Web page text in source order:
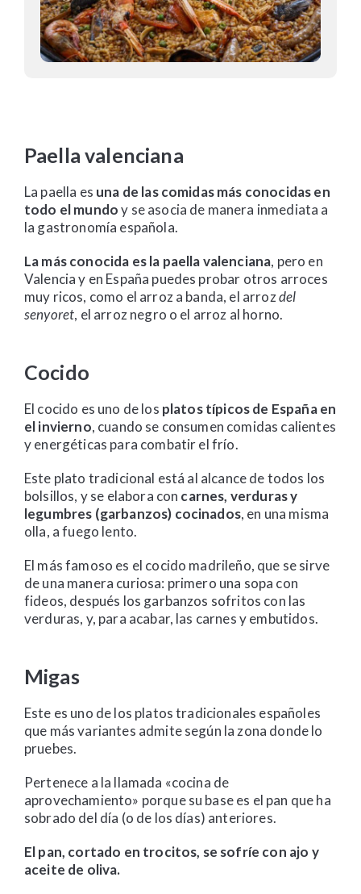
Paella valenciana
La paella es una de las comidas más conocidas en
todo el mundoy se asocia de manera inmediata a
la gastronomía española.
La más conocida es la paella valenciana, pero en
Valencia y en España puedes probar otros arroces
muy ricos, como el arroz a banda, el arrozdel
senyoret, el arroz negro o el arroz al horno.
Cocido
El cocido es uno de los platos típicos de España en
el invierno, cuando se consumen comidas calientes
y energéticas para combatir el frío.
Este plato tradicional está al alcance de todos los
bolsillos, y se elabora con carnes, verduras y
legumbres (garbanzos) cocinados, en una misma
olla, a fuego lento.
El más famoso es el cocido madrileño, que se sirve
de una manera curiosa: primero una sopa con
fideos, después los garbanzos sofritos con las
verduras, y, para acabar, las carnes y embutidos.
Migas
Este es uno de los platos tradicionales españoles
que más variantes admite según la zona donde lo
pruebes.
Pertenece a la llamada «cocina de
aprovechamiento» porque su base es el pan que ha
sobrado del día (o de los días) anteriores.
El pan, cortado en trocitos, se sofríe con ajo y
aceite de oliva.